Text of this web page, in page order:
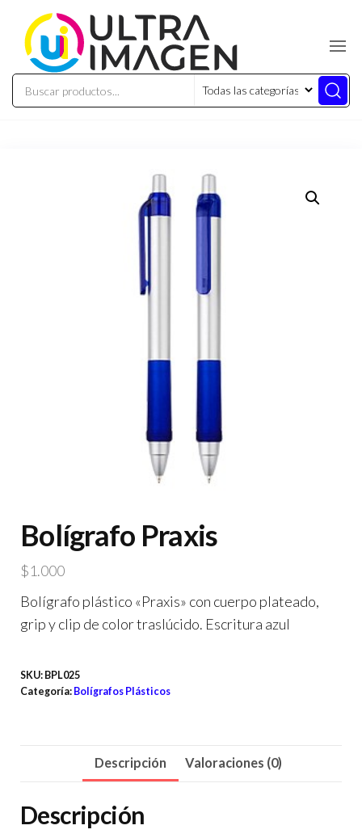
Bolígrafo Praxis
$1.000
Bolígrafo plástico «Praxis» con cuerpo plateado,
grip y clip de color traslúcido. Escritura azul
SKU: BPL025
Categoría: Bolígrafos Plásticos
Descripción Valoraciones (0)
Descripción